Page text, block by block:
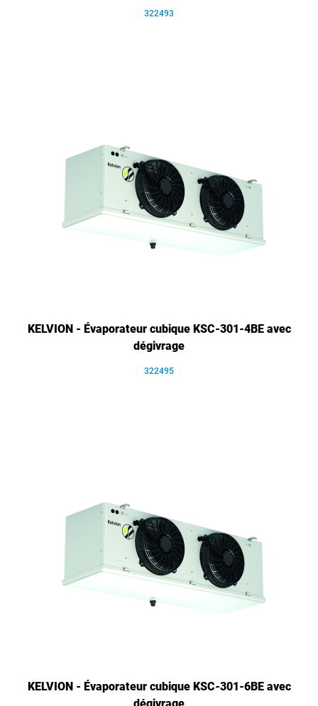
322493
KELVION - Évaporateur cubique KSC-301-4BE avec
dégivrage
322495
KELVION - Évaporateur cubique KSC-301-6BE avec